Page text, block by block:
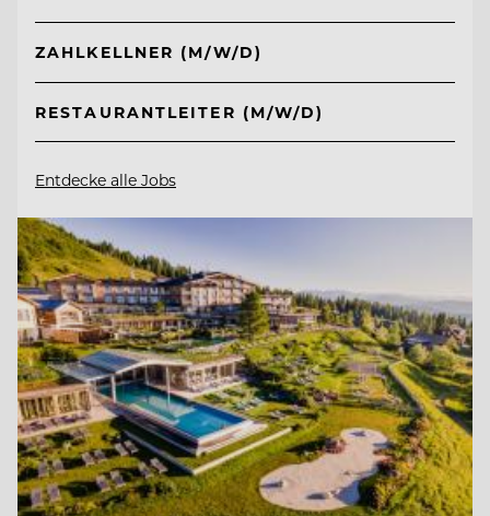
ZAHLKELLNER (M/W/D)
RESTAURANTLEITER (M/W/D)
Entdecke alle Jobs